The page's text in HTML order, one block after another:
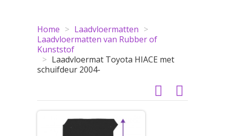
Home > Laadvloermatten >
Laadvloermatten van Rubber of
Kunststof
> Laadvloermat Toyota HIACE met
schuifdeur 2004-